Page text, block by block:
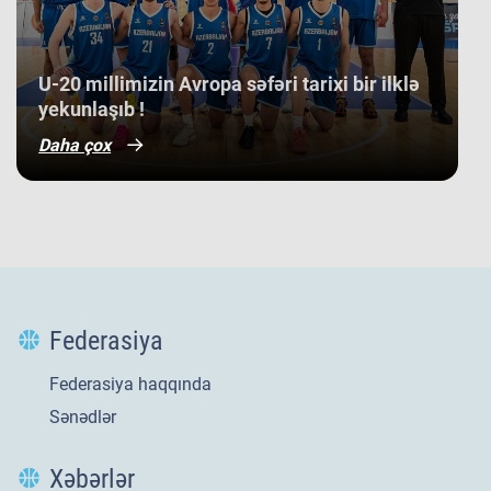
​U-20 millimizin Avropa səfəri tarixi bir ilklə
yekunlaşıb !
Daha çox
Federasiya
Federasiya haqqında
Sənədlər
Xəbərlər